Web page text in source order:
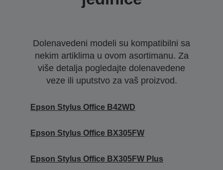
Dolenavedeni modeli su kompatibilni sa
nekim artiklima u ovom asortimanu. Za
više detalja pogledajte dolenavedene
veze ili uputstvo za vaš proizvod.
Epson Stylus Office B42WD
Epson Stylus Office BX305FW
Epson Stylus Office BX305FW Plus